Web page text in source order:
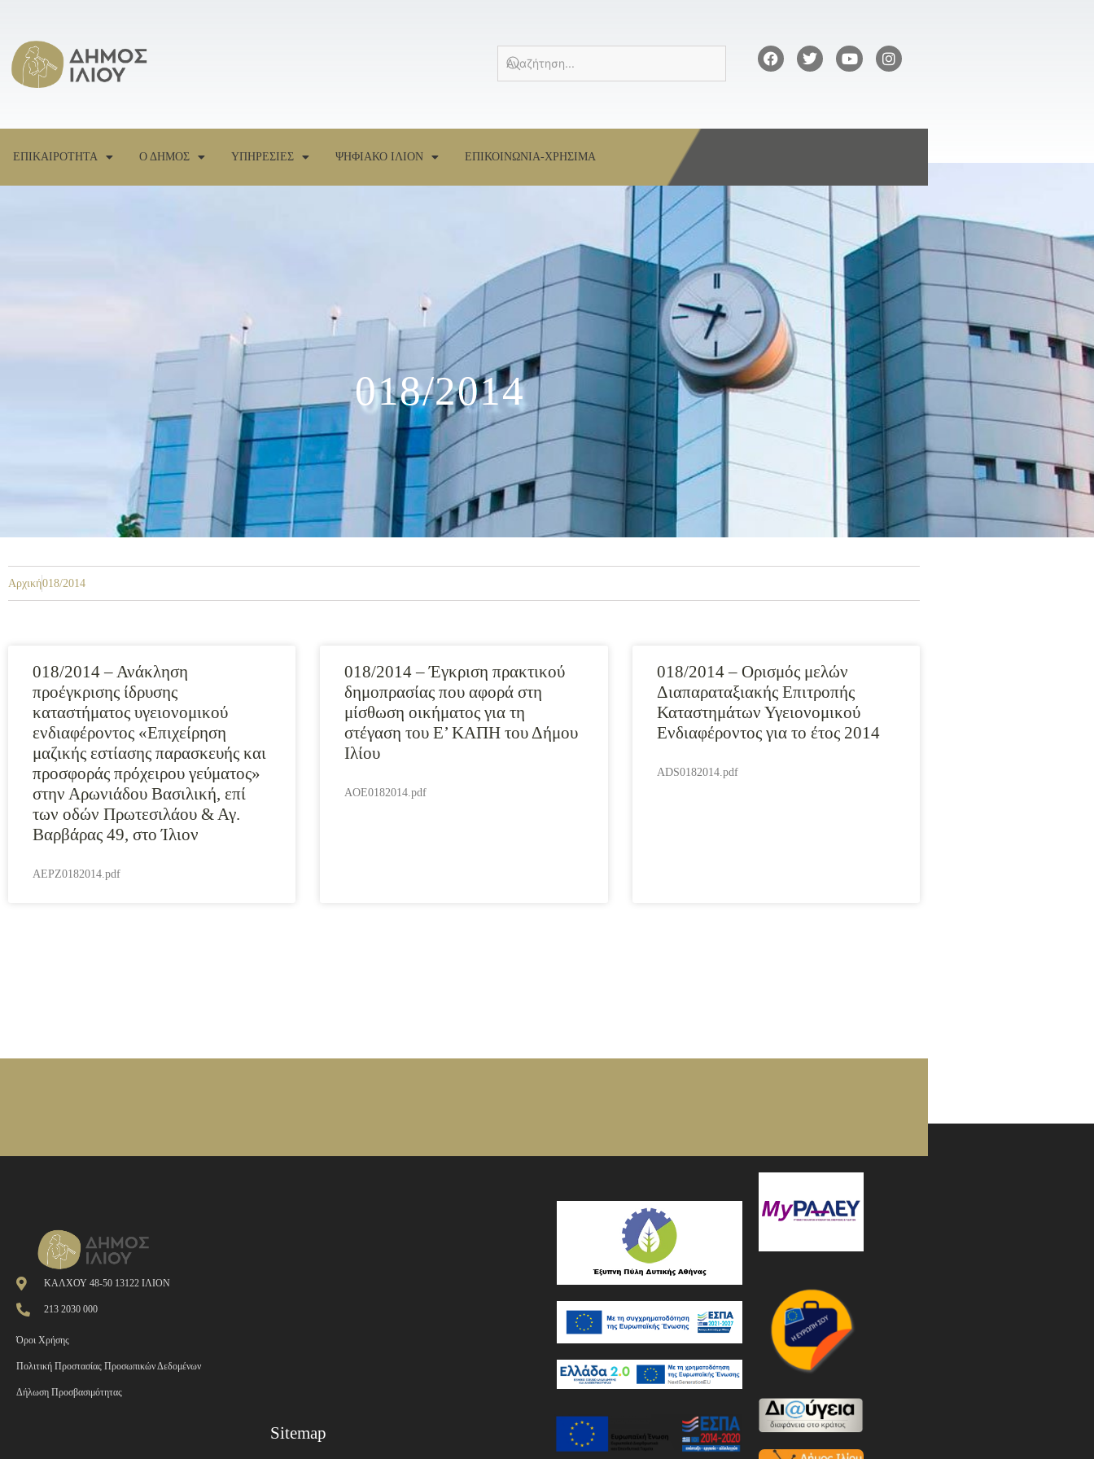
ΕΠΙΚΑΙΡΟΤΗΤΑ Ο ΔΗΜΟΣ ΥΠΗΡΕΣΙΕΣ ΨΗΦΙΑΚΟ ΙΛΙΟΝ ΕΠΙΚΟΙΝΩΝΙΑ-ΧΡΗΣΙΜΑ
018/2014
Αρχική018/2014
018/2014 – Ανάκληση
προέγκρισης ίδρυσης
καταστήματος υγειονομικού
ενδιαφέροντος «Επιχείρηση
μαζικής εστίασης παρασκευής και
προσφοράς πρόχειρου γεύματος»
στην Αρωνιάδου Βασιλική, επί
των οδών Πρωτεσιλάου & Αγ.
Βαρβάρας 49, στο Ίλιον
AEPZ0182014.pdf
018/2014 – Έγκριση πρακτικού
δημοπρασίας που αφορά στη
μίσθωση οικήματος για τη
στέγαση του Ε’ ΚΑΠΗ του Δήμου
Ιλίου
AOE0182014.pdf
018/2014 – Ορισμός μελών
Διαπαραταξιακής Επιτροπής
Καταστημάτων Υγειονομικού
Ενδιαφέροντος για το έτος 2014
ADS0182014.pdf
ΚΑΛΧΟΥ 48-50 13122 ΙΛΙΟΝ
213 2030 000
Όροι Χρήσης
Πολιτική Προστασίας Προσωπικών Δεδομένων
Δήλωση Προσβασιμότητας
Sitemap